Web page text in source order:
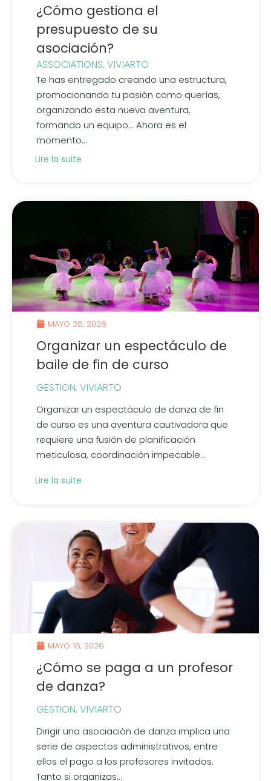
¿Cómo gestiona el
presupuesto de su
asociación?
ASSOCIATIONS, VIVIARTO
Te has entregado creando una estructura,
promocionando tu pasión como querías,
organizando esta nueva aventura,
formando un equipo... Ahora es el
momento...
Lire la suite
MAYO 28, 2026
Organizar un espectáculo de
baile de fin de curso
GESTION, VIVIARTO
Organizar un espectáculo de danza de fin
de curso es una aventura cautivadora que
requiere una fusión de planificación
meticulosa, coordinación impecable...
Lire la suite
MAYO 16, 2026
¿Cómo se paga a un profesor
de danza?
GESTION, VIVIARTO
Dirigir una asociación de danza implica una
serie de aspectos administrativos, entre
ellos el pago a los profesores invitados.
Tanto si organizas...